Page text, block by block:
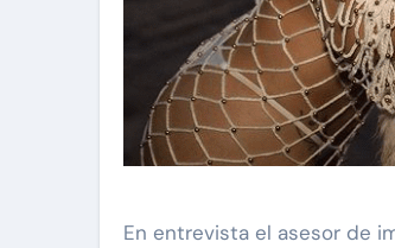
En entrevista el asesor de